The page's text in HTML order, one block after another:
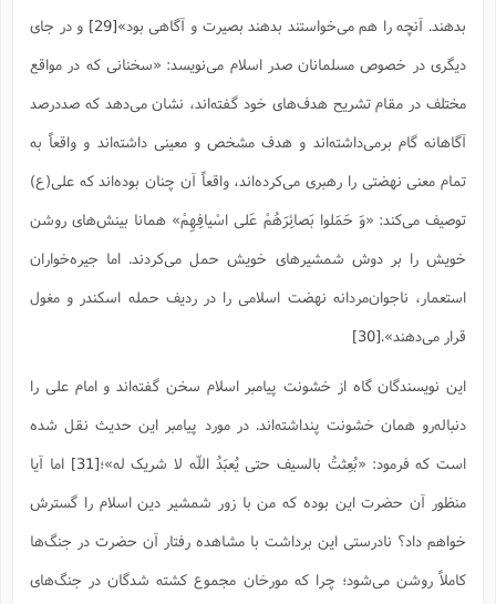
بدهند. آنچه را هم مى‌خواستند بدهند بصیرت و آگاهى بود»[29]
و در جای
دیگری در خصوص مسلمانان صدر اسلام می‌نویسد: «سخنانى که در مواقع
مختلف در مقام تشریح هدف‌هاى خود گفته‌اند، نشان مى‌دهد که صددرصد
آگاهانه گام برمى‌داشته‌اند و هدف مشخص و معینى داشته‌اند و واقعاً به
تمام معنى نهضتى را رهبرى مى‌کرده‌اند، واقعاً آن چنان بوده‌اند که على(ع)
توصیف مى‌کند: «وَ حَمَلوا بَصائِرَهُمْ عَلى‌ اسْیافِهِمْ» همانا بینش‌هاى روشن
خویش را بر دوش شمشیرهاى خویش حمل مى‌کردند. اما جیره‌خواران
استعمار، ناجوان‌مردانه نهضت اسلامى را در ردیف حمله اسکندر و مغول
قرار مى‌دهند».[30]
این نویسندگان گاه از خشونت پیامبر اسلام سخن گفته‌اند و امام‌ علی را
دنباله‌رو همان خشونت پنداشته‌اند. در مورد پیامبر این حدیث نقل شده
است که فرمود: «بُعِثتُ بالسیف حتى یُعبَدُ اللّه لا شریک له»؛[31]
اما آیا
منظور آن حضرت این بوده که من با زور شمشیر دین اسلام را گسترش
خواهم داد؟ نادرستی این برداشت با مشاهده رفتار آن حضرت در جنگ‌ها
کاملاً روشن می‌شود؛ چرا که مورخان مجموع کشته شدگان در جنگ‌های